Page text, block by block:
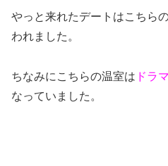
やっと来れたデートはこちら
われました。
ちなみにこちらの温室は ドラ
なっていました。